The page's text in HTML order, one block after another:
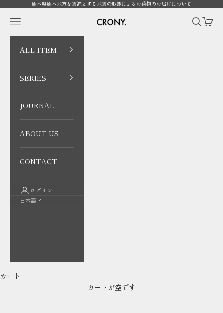
コンテンツへスキップ
熊本県熊本地方を震源とする地震の影響によるお荷物のお届けについて
CRONY. ONLINE
メニューを開く 検索を開
カー
ALL ITEM
SERIES
JOURNAL
ABOUT US
CONTACT
ログイン
日本語
カート
カートが空です